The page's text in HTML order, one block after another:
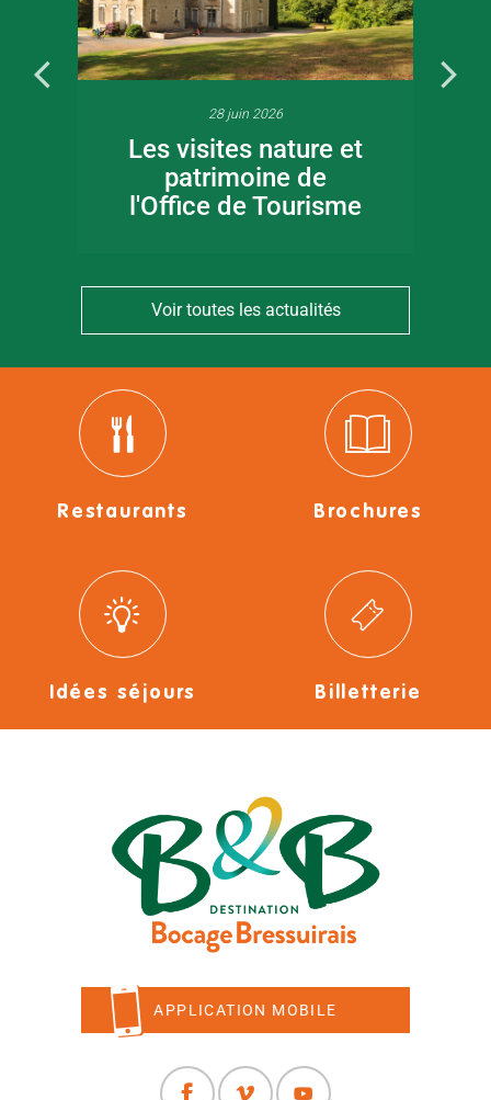
28 juin 2026
Les visites nature et
patrimoine de
l'Office de Tourisme
Voir toutes les actualités
Restaurants Brochures
Idées séjours Billetterie
APPLICATION MOBILE